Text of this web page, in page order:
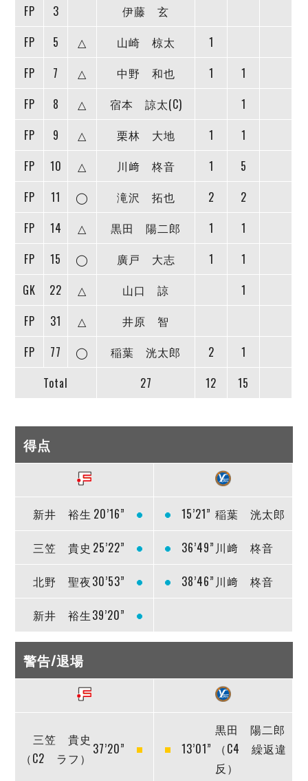
ミラクルスマイル新居浜
FP
3
伊藤 玄
FP
5 △ 山崎 椋太
1
FP
7 △ 中野 和也 1
1
FP
8 △ 宿本 諒太(C)
1
FP
9 △ 栗林 大地 1
1
FP
10 △ 川﨑 柊音 1
5
FP
11 ◯ 滝沢 拓也 2
2
FP
14 △ 黒田 陽二郎 1
1
FP
15 ◯ 廣戸 大志 1
1
GK
22 △ 山口 諒
1
FP
31 △
井原 智
FP
77 ◯ 稲葉 洸太郎 2
1
Total
27 12 15
得点
新井 裕生 20’16” 15’21” 稲葉 洸太郎
三笠 貴史 25’22” 36’49” 川﨑 柊音
北野 聖夜30’53” 38’46” 川﨑 柊音
新井 裕生39’20”
警告/退場
三笠 貴史
（C2 ラフ）
37’20” 13’01”
黒田 陽二郎
（C4 繰返違
反）